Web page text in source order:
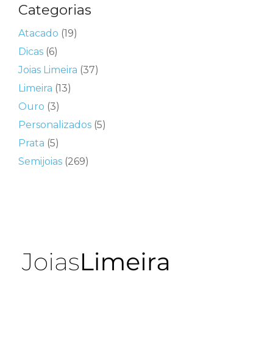
Categorias
Atacado (19)
Dicas (6)
Joias Limeira (37)
Limeira (13)
Ouro (3)
Personalizados (5)
Prata (5)
Semijoias (269)